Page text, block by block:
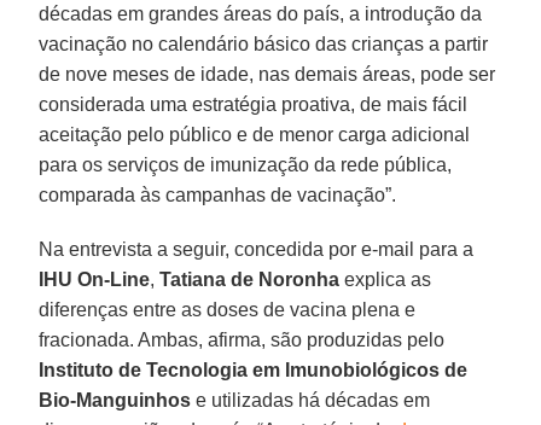
décadas em grandes áreas do país, a introdução da
vacinação no calendário básico das crianças a partir
de nove meses de idade, nas demais áreas, pode ser
considerada uma estratégia proativa, de mais fácil
aceitação pelo público e de menor carga adicional
para os serviços de imunização da rede pública,
comparada às campanhas de vacinação”.
Na entrevista a seguir, concedida por e-mail para a
IHU On-Line,Tatiana de Noronha explica as
diferenças entre as doses de vacina plena e
fracionada. Ambas, afirma, são produzidas pelo
Instituto de Tecnologia em Imunobiológicos de
Bio-Manguinhos e utilizadas há décadas em